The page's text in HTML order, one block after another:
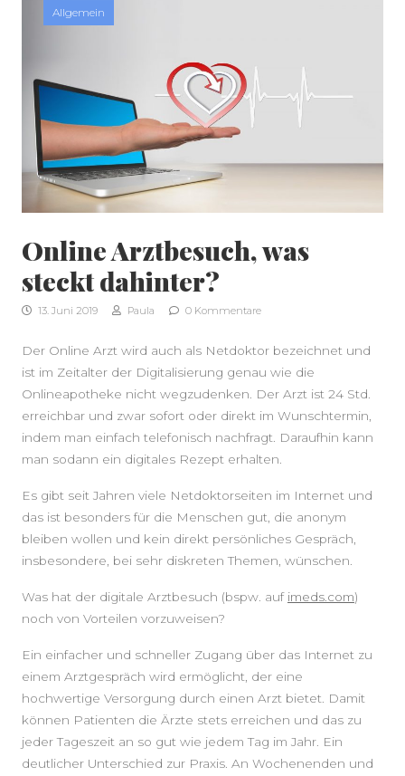
Allgemein
Online Arztbesuch, was
steckt dahinter?
13. Juni 2019 Paula 0 Kommentare
Der Online Arzt wird auch als Netdoktor bezeichnet und
ist im Zeitalter der Digitalisierung genau wie die
Onlineapotheke nicht wegzudenken. Der Arzt ist 24 Std.
erreichbar und zwar sofort oder direkt im Wunschtermin,
indem man einfach telefonisch nachfragt. Daraufhin kann
man sodann ein digitales Rezept erhalten.
Es gibt seit Jahren viele Netdoktorseiten im Internet und
das ist besonders für die Menschen gut, die anonym
bleiben wollen und kein direkt persönliches Gespräch,
insbesondere, bei sehr diskreten Themen, wünschen.
Was hat der digitale Arztbesuch (bspw. auf imeds.com)
noch von Vorteilen vorzuweisen?
Ein einfacher und schneller Zugang über das Internet zu
einem Arztgespräch wird ermöglicht, der eine
hochwertige Versorgung durch einen Arzt bietet. Damit
können Patienten die Ärzte stets erreichen und das zu
jeder Tageszeit an so gut wie jedem Tag im Jahr. Ein
deutlicher Unterschied zur Praxis. An Wochenenden und
SEITENLEISTE